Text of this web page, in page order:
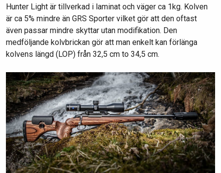
Hunter Light är tillverkad i laminat och väger ca 1kg. Kolven
är ca 5% mindre än GRS Sporter vilket gör att den oftast
även passar mindre skyttar utan modifikation. Den
medföljande kolvbrickan gör att man enkelt kan förlänga
kolvens längd (LOP) från 32,5 cm to 34,5 cm.